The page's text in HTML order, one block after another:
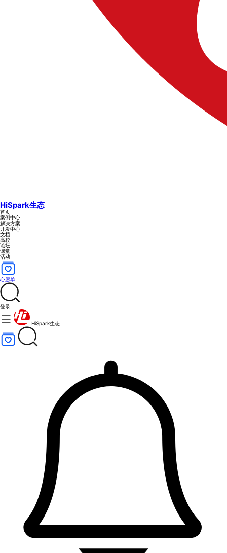
HiSpark生态
首页
案例中心
解决方案
开发中心
文档
高校
论坛
课堂
活动
心愿单
登录
HiSpark生态